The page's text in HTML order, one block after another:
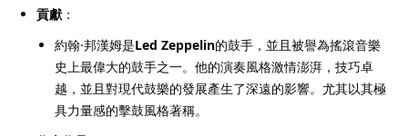
貢獻 ：
約翰·邦漢姆是Led Zeppelin的鼓手，並且被譽為搖滾音樂
史上最偉大的鼓手之一。他的演奏風格激情澎湃，技巧卓
越，並且對現代鼓樂的發展產生了深遠的影響。尤其以其極
具力量感的擊鼓風格著稱。